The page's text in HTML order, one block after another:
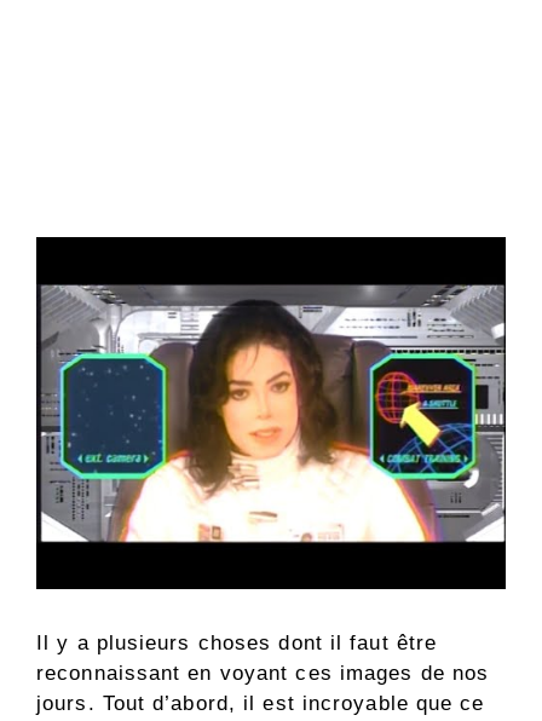
Il y a plusieurs choses dont il faut être
reconnaissant en voyant ces images de nos
jours. Tout d’abord, il est incroyable que ce